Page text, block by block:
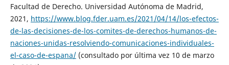
Facultad de Derecho. Universidad Autónoma de Madrid,
2021, https://www.blog.fder.uam.es/2021/04/14/los-efectos-
de-las-decisiones-de-los-comites-de-derechos-humanos-de-
naciones-unidas-resolviendo-comunicaciones-individuales-
el-caso-de-espana/(consultado por última vez 10 de marzo